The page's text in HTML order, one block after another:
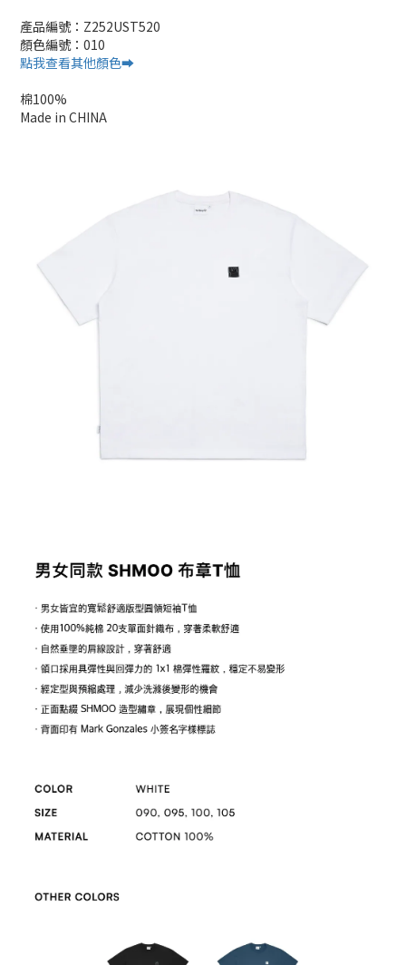
產品編號：Z252UST520
顏色編號：010
點我查看其他顏色➡️
棉100%
Made in CHINA